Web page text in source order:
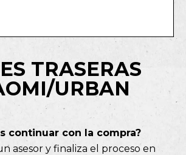
TRASERAS
URBAN
continuar con la compra?
asesor y finaliza el proceso en